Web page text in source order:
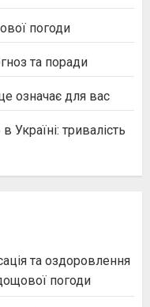
погоди
та поради
означає для вас
Україні: тривалість
та оздоровлення
погоди